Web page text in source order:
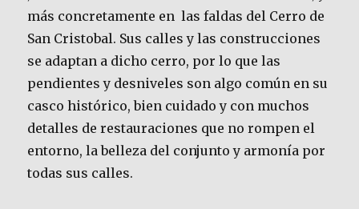
más concretamente en las faldas del Cerro de
San Cristobal. Sus calles y las construcciones
se adaptan a dicho cerro, por lo que las
pendientes y desniveles son algo común en su
casco histórico, bien cuidado y con muchos
detalles de restauraciones que no rompen el
entorno, la belleza del conjunto y armonía por
todas sus calles.